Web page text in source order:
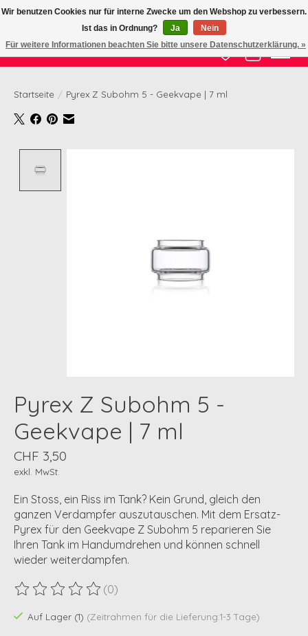
Zertifizierte Qualität zu fairem Preis
Wunschzettel
Ihr
Startseite / Pyrex Z Subohm 5 - Geekvape | 7 ml
Pyrex Z Subohm 5 -
Geekvape | 7 ml
CHF 3,50
exkl. MwSt.
Ein Stoss, ein Riss im Tank? Kein Grund, gleich den
ganzen Verdampfer auszutauschen. Mit dem Ersatz-
Pyrex für den Geekvape Z Subohm 5 reparieren Sie
Ihren Tank im Handumdrehen und können schnell
wieder weiterdampfen.
Die Bewertung dieses Produkts ist
(0)
Auf Lager (1) (Zeitrahmen für die Lieferung:1-3 Tage)
Wir benutzen Cookies nur für interne Zwecke um den Webshop zu verbessern.
Ist das in Ordnung?
Ja
Nein
Für weitere Informationen beachten Sie bitte unsere Datenschutzerklärung. »